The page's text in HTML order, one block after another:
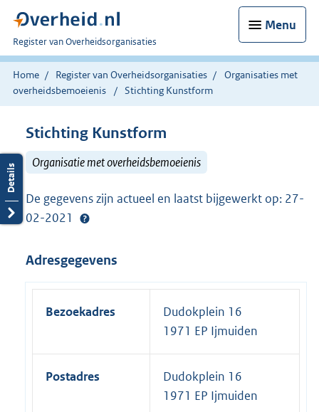
Menu
U
bent
nu
hier:
Register van Overheidsorganisaties
Home Register van Overheidsorganisaties
Organisaties met
overheidsbemoeienis
Stichting Kunstform
Stichting Kunstform
Organisatie met overheidsbemoeienis
De gegevens zijn actueel en laatst bijgewerkt op: 27-
02-2021
Adresgegevens
Bezoekadres
Dudokplein 16
1971 EP Ijmuiden
Postadres
Dudokplein 16
1971 EP Ijmuiden